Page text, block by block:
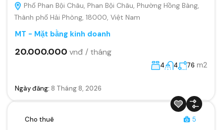
Phố Phan Bội Châu, Phan Bội Châu, Phường Hồng Bàng,
Thành phố Hải Phòng, 18000, Việt Nam
MT - Mặt bằng kinh doanh
20.000.000 vnđ / tháng
4 4 76 m2
Ngày đăng: 8 Tháng 8, 2026
Cho thuê 5